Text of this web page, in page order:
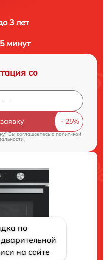
3 лет
минут
со
Вы соглашаетесь cполитикой
по
на сайте